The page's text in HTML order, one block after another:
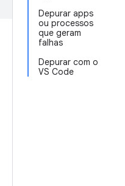
Depurar apps
ou processos
que geram
falhas
Depurar com o
VS Code